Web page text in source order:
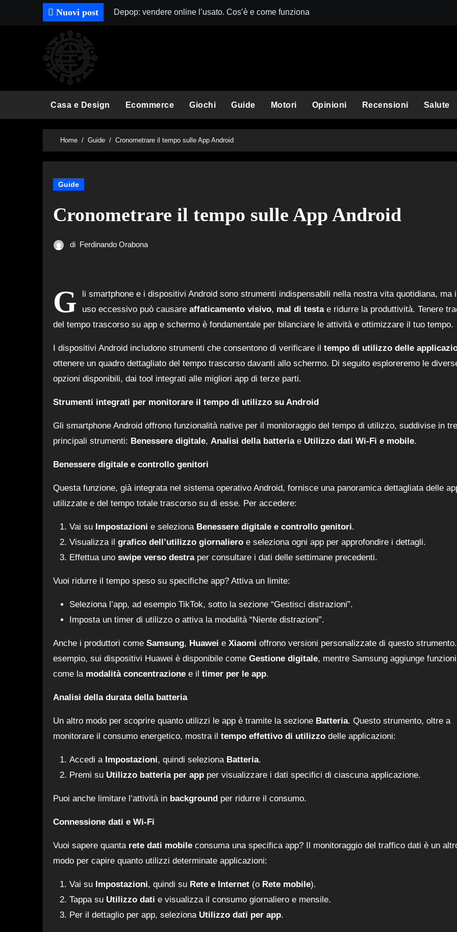
Nuovi post Depop: vendere online l’usato. Cos’è e come funziona
Casa e Design Ecommerce Giochi Guide Motori Opinioni Recensioni Salute
Home Guide Cronometrare il tempo sulle App Android
Guide
Cronometrare il tempo sulle App Android
di Ferdinando Orabona
G
li smartphone e i dispositivi Android sono strumenti indispensabili nella nostra vita quotidiana, ma
uso eccessivo può causare affaticamento visivo, mal di testae ridurre la produttività. Tenere
del tempo trascorso su app e schermo è fondamentale per bilanciare le attività e ottimizzare il tuo tempo.
I dispositivi Android includono strumenti che consentono di verificare il tempo di utilizzo delle
ottenere un quadro dettagliato del tempo trascorso davanti allo schermo. Di seguito esploreremo le
opzioni disponibili, dai tool integrati alle migliori app di terze parti.
Strumenti integrati per monitorare il tempo di utilizzo su Android
Gli smartphone Android offrono funzionalità native per il monitoraggio del tempo di utilizzo, suddivise in tre
principali strumenti: Benessere digitale, Analisi della batteriae Utilizzo dati Wi-Fi e mobile.
Benessere digitale e controllo genitori
Questa funzione, già integrata nel sistema operativo Android, fornisce una panoramica dettagliata delle
utilizzate e del tempo totale trascorso su di esse. Per accedere:
Vai su Impostazioni e seleziona Benessere digitale e controllo genitori.
Visualizza il grafico dell’utilizzo giornaliero e seleziona ogni app per approfondire i dettagli.
Effettua uno swipe verso destraper consultare i dati delle settimane precedenti.
Vuoi ridurre il tempo speso su specifiche app? Attiva un limite:
Seleziona l’app, ad esempio TikTok, sotto la sezione “Gestisci distrazioni”.
Imposta un timer di utilizzo o attiva la modalità “Niente distrazioni”.
Anche i produttori come Samsung, Huawei e Xiaomi offrono versioni personalizzate di questo
esempio, sui dispositivi Huawei è disponibile come Gestione digitale, mentre Samsung aggiunge funzioni
come la modalità concentrazione e il timer per le app.
Analisi della durata della batteria
Un altro modo per scoprire quanto utilizzi le app è tramite la sezione Batteria. Questo strumento, oltre a
monitorare il consumo energetico, mostra il tempo effettivo di utilizzo delle applicazioni:
Accedi a Impostazioni, quindi seleziona Batteria.
Premi su Utilizzo batteria per app per visualizzare i dati specifici di ciascuna applicazione.
Puoi anche limitare l’attività in background per ridurre il consumo.
Connessione dati e Wi-Fi
Vuoi sapere quanta rete dati mobile consuma una specifica app? Il monitoraggio del traffico dati è un
modo per capire quanto utilizzi determinate applicazioni:
Vai su Impostazioni, quindi su Rete e Internet (o Rete mobile).
Tappa su Utilizzo dati e visualizza il consumo giornaliero e mensile.
Per il dettaglio per app, seleziona Utilizzo dati per app.